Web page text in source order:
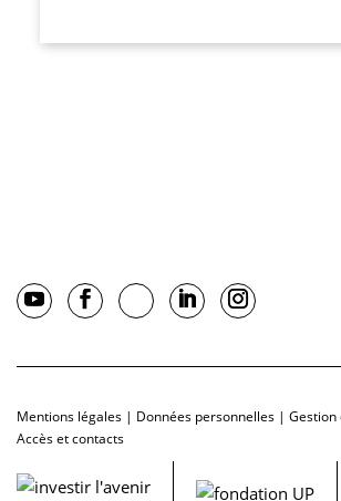
Mentions légales | Données personnelles | Gestion
Accès et contacts